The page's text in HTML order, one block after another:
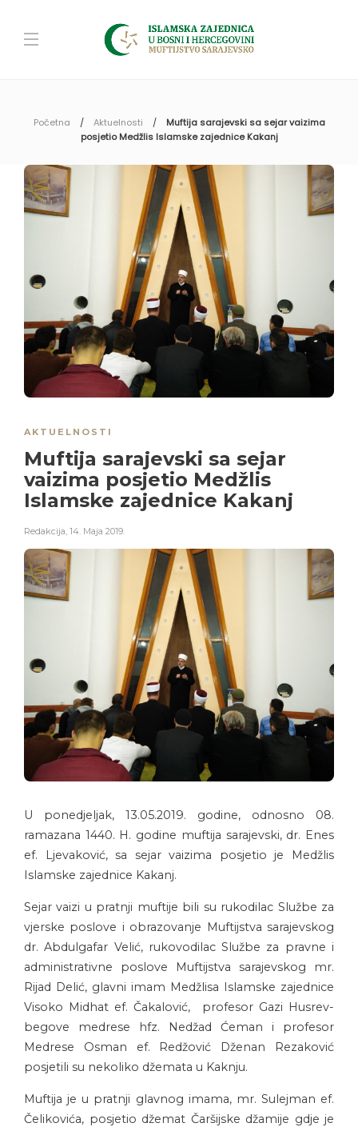
Početna Aktuelnosti
Muftija sarajevski sa sejar vaizima
posjetio Medžlis Islamske zajednice Kakanj
AKTUELNOSTI
Muftija sarajevski sa sejar
vaizima posjetio Medžlis
Islamske zajednice Kakanj
Redakcija, 14. Maja 2019.
U ponedjeljak, 13.05.2019. godine, odnosno 08.
ramazana 1440. H. godine muftija sarajevski, dr. Enes
ef. Ljevaković, sa sejar vaizima posjetio je Medžlis
Islamske zajednice Kakanj.
Sejar vaizi u pratnji muftije bili su rukodilac Službe za
vjerske poslove i obrazovanje Muftijstva sarajevskog
dr. Abdulgafar Velić, rukovodilac Službe za pravne i
administrativne poslove Muftijstva sarajevskog mr.
Rijad Delić, glavni imam Medžlisa Islamske zajednice
Visoko Midhat ef. Čakalović, profesor Gazi Husrev-
begove medrese hfz. Nedžad Ćeman i profesor
Medrese Osman ef. Redžović Dženan Rezaković
posjetili su nekoliko džemata u Kaknju.
Muftija je u pratnji glavnog imama, mr. Sulejman ef.
Čelikovića, posjetio džemat Čaršijske džamije gdje je